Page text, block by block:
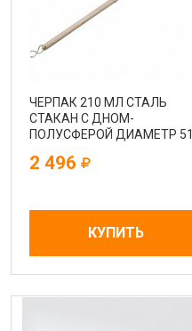
ЧЕРПАК 210 МЛ СТАЛЬ
СТАКАН С ДНОМ-
ПОЛУСФЕРОЙ ДИАМЕТР 51
2 496
КУПИТЬ